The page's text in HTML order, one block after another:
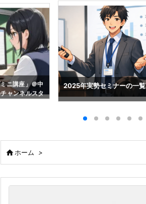
ニ講座」＠中
ャンネルスタ
2025年実勢セミナーの一覧
ホーム >